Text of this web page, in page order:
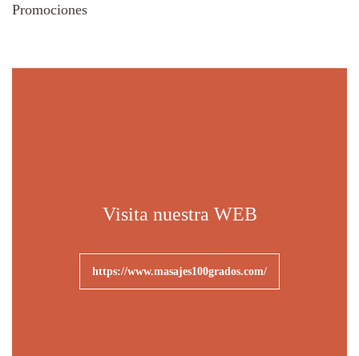
Promociones
Visita nuestra WEB
https://www.masajes100grados.com/